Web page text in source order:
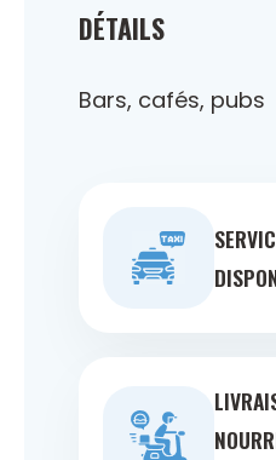
DÉTAILS
Bars, cafés, pubs